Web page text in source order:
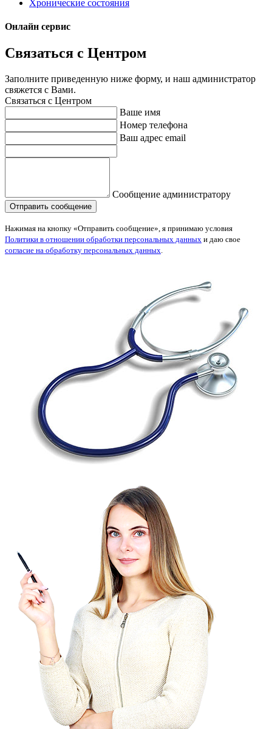
Хронические состояния
Онлайн сервис
Связаться с Центром
Заполните приведенную ниже форму, и наш администратор
свяжется с Вами.
Связаться с Центром
Ваше имя
Номер телефона
Ваш адрес email
Сообщение администратору
Нажимая на кнопку «Отправить сообщение», я принимаю условия
Политики в отношении обработки персональных данных и даю свое
согласие на обработку персональных данных.